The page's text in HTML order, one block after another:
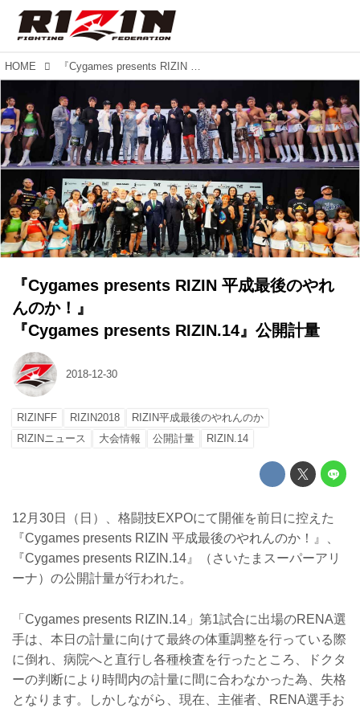
HOME 『Cygames presents RIZIN 平成最後のやれんのか！』 『Cygames presents RIZIN.14』公開計量
『Cygames presents RIZIN 平成最後のやれ
んのか！』
『Cygames presents RIZIN.14』公開計量
2018-12-30
RIZINFF RIZIN2018
RIZIN平成最後のやれんのか
RIZINニュース
大会情報 公開計量 RIZIN.14
12月30日（日）、格闘技EXPOにて開催を前日に控えた
『Cygames presents RIZIN 平成最後のやれんのか！』、
『Cygames presents RIZIN.14』（さいたまスーパーアリ
ーナ）の公開計量が行われた。
「Cygames presents RIZIN.14」第1試合に出場のRENA選
手は、本日の計量に向けて最終の体重調整を行っている際
に倒れ、病院へと直行し各種検査を行ったところ、ドクタ
ーの判断により時間内の計量に間に合わなかった為、失格
となります。しかしながら、現在、主催者、RENA選手お